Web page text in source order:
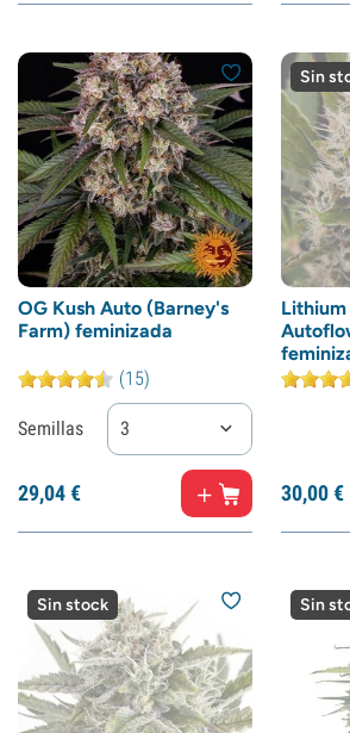
OG Kush Auto (Barney's
Farm) feminizada
(15)
Semillas 3
29,04€
Sin
Lithium
30,00€
Sin stock Sin